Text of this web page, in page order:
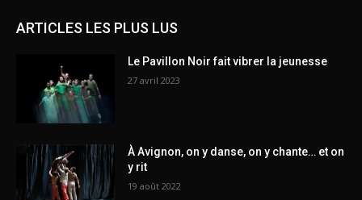
ARTICLES LES PLUS LUS
Le Pavillon Noir fait vibrer la jeunesse
27 avril 2023
À Avignon, on y danse, on y chante… et on
y rit
19 août 2022